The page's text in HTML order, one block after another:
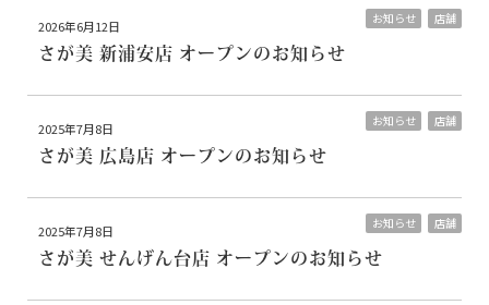
お知らせ 店舗
2026年6月12日
さが美 新浦安店 オープンのお知らせ
お知らせ 店舗
2025年7月8日
さが美 広島店 オープンのお知らせ
お知らせ 店舗
2025年7月8日
さが美 せんげん台店 オープンのお知らせ